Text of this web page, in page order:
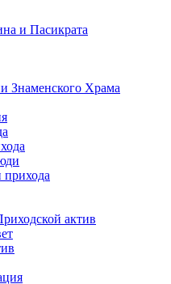
и Пасикрата
Знаменского Храма
прихода
актив